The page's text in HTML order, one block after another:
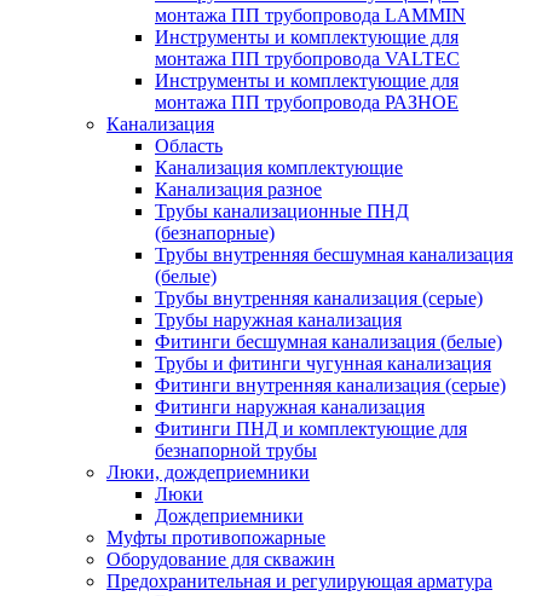
монтажа ПП трубопровода LAMMIN
Инструменты и комплектующие для
монтажа ПП трубопровода VALTEC
Инструменты и комплектующие для
монтажа ПП трубопровода РАЗНОЕ
Канализация
Область
Канализация комплектующие
Канализация разное
Трубы канализационные ПНД
(безнапорные)
Трубы внутренняя бесшумная канализация
(белые)
Трубы внутренняя канализация (серые)
Трубы наружная канализация
Фитинги бесшумная канализация (белые)
Трубы и фитинги чугунная канализация
Фитинги внутренняя канализация (серые)
Фитинги наружная канализация
Фитинги ПНД и комплектующие для
безнапорной трубы
Люки, дождеприемники
Люки
Дождеприемники
Муфты противопожарные
Оборудование для скважин
Предохранительная и регулирующая арматура